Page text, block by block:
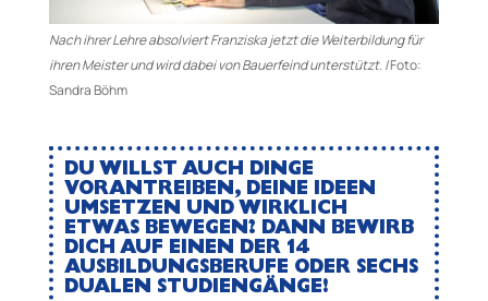
Nach ihrer Lehre absolviert Franziska jetzt die Weiterbildung für
ihren Meister und wird dabei von Bauerfeind unterstützt. |Foto:
Sandra Böhm
DU WILLST AUCH DINGE
VORANTREIBEN, DEINE IDEEN
UMSETZEN UND WIRKLICH
ETWAS BEWEGEN? DANN BEWIRB
DICH AUF EINEN DER 14
AUSBILDUNGSBERUFE ODER SECHS
DUALEN STUDIENGÄNGE!